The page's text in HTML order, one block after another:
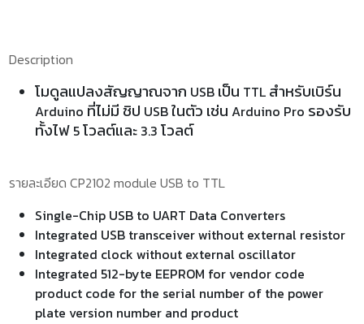
Description
โมดูลแปลงสัญญาณจาก USB เป็น TTL สำหรับเบิร์น
Arduino ที่ไม่มี ชิป USBในตัว เช่นArduino Pro รองรับ
ทั้งไฟ 5โวลต์และ 3.3โวลต์
รายละเอียดCP2102 module USB to TTL
Single-Chip USB to UART Data Converters
Integrated USB transceiver without external resistor
Integrated clock without external oscillator
Integrated 512-byte EEPROM for vendor code
product code for the serial number of the power
plate version number and product